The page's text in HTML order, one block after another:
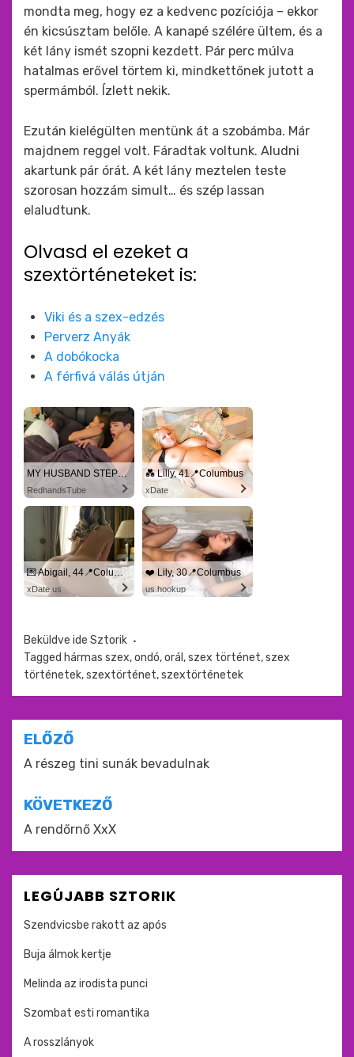
mondta meg, hogy ez a kedvenc pozíciója – ekkor
én kicsúsztam belőle. A kanapé szélére ültem, és a
két lány ismét szopni kezdett. Pár perc múlva
hatalmas erővel törtem ki, mindkettőnek jutott a
spermámból. Ízlett nekik.
Ezután kielégülten mentünk át a szobámba. Már
majdnem reggel volt. Fáradtak voltunk. Aludni
akartunk pár órát. A két lány meztelen teste
szorosan hozzám simult… és szép lassan
elaludtunk.
Olvasd el ezeket a
szextörténeteket is:
Viki és a szex-edzés
Perverz Anyák
A dobókocka
A férfivá válás útján
MY HUSBAND STEPSON MISTAKENLY GIVES ME IN THE ASS
RedhandsTube
💑 Lilly, 41📍Columbus
xDate
💌 Abigail, 44📍Columbus
xDate.us
❤️ Lily, 30📍Columbus
us.hookup
Beküldve ide Sztorik
Tagged hármas szex,ondó,orál ,szex történet,szex
történetek,szextörténet,szextörténetek
Bejegyzés
navigáció
ELŐZŐ
A részeg tini sunák bevadulnak
KÖVETKEZŐ
A rendőrnő XxX
LEGÚJABB SZTORIK
Szendvicsbe rakott az após
Buja álmok kertje
Melinda az irodista punci
Szombat esti romantika
A rosszlányok